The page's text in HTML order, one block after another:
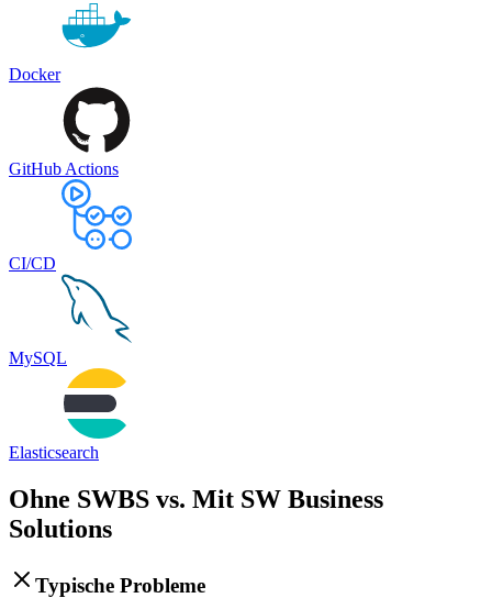
Docker
GitHub Actions
CI/CD
MySQL
Elasticsearch
Ohne SWBS vs. Mit SW Business
Solutions
Typische Probleme